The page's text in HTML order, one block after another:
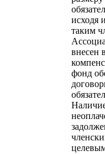
исходя
таким
внесен
фонд